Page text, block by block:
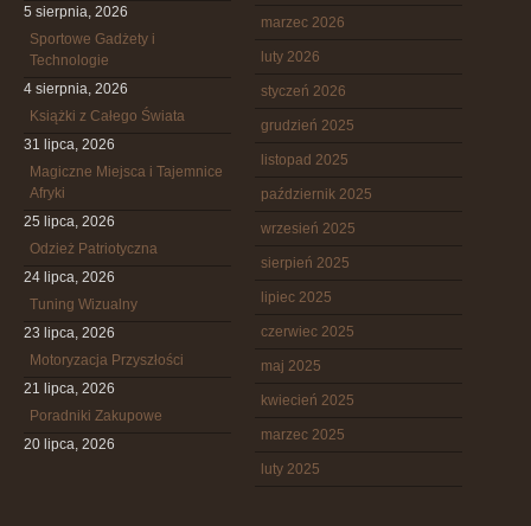
5 sierpnia, 2026
Sportowe Gadżety i
Technologie
4 sierpnia, 2026
Książki z Całego Świata
31 lipca, 2026
Magiczne Miejsca i Tajemnice
Afryki
25 lipca, 2026
Odzież Patriotyczna
24 lipca, 2026
Tuning Wizualny
23 lipca, 2026
Motoryzacja Przyszłości
21 lipca, 2026
Poradniki Zakupowe
20 lipca, 2026
marzec 2026
luty 2026
styczeń 2026
grudzień 2025
listopad 2025
październik 2025
wrzesień 2025
sierpień 2025
lipiec 2025
czerwiec 2025
maj 2025
kwiecień 2025
marzec 2025
luty 2025